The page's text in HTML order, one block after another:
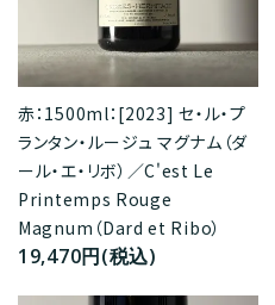
赤：1500ml：[2023] セ・ル・プ
ランタン・ルージュ マグナム（ダ
ール・エ・リボ）／C'est Le
Printemps Rouge
Magnum（Dard et Ribo）
19,470円(税込)